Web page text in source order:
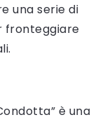
una serie di
fronteggiare
è una